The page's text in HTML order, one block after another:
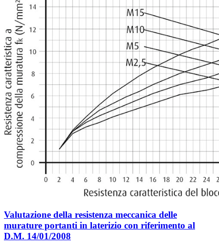
Valutazione della resistenza meccanica delle
murature portanti in laterizio con riferimento al
D.M. 14/01/2008